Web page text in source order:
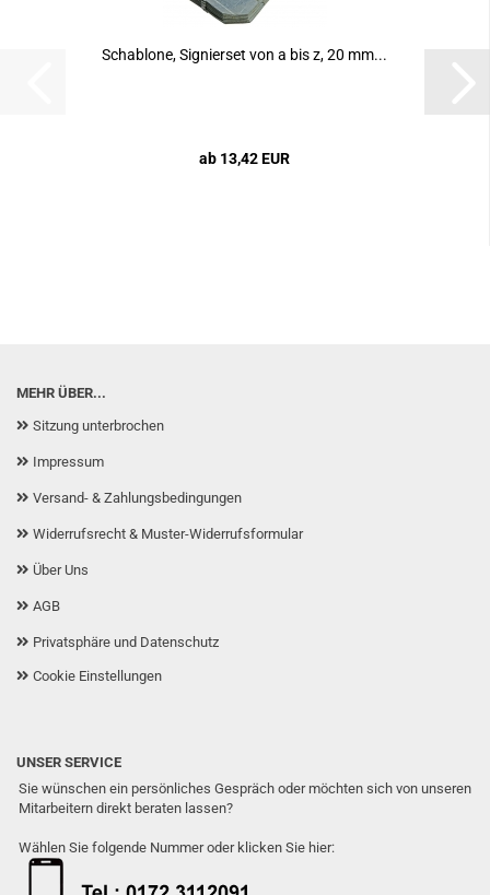
Schablone, Signierset von a bis z, 20 mm...
ab 13,42 EUR
MEHR ÜBER...
Sitzung unterbrochen
Impressum
Versand- & Zahlungsbedingungen
Widerrufsrecht & Muster-Widerrufsformular
Über Uns
AGB
Privatsphäre und Datenschutz
Cookie Einstellungen
UNSER SERVICE
Sie wünschen ein persönliches Gespräch oder möchten sich von unseren
Mitarbeitern direkt beraten lassen?
Wählen Sie folgende Nummer oder klicken Sie hier: